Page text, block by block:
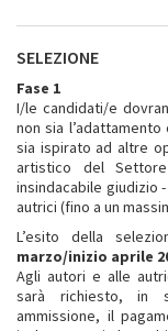
SELEZIONE
Fase 1
I/le candidati/e
non sia
sia ispirato ad altre
artistico del
insindacabile giudizio
autrici (fino a un
L’esito della
marzo/inizio aprile
Agli autori e alle
sarà richiesto, in
ammissione, il